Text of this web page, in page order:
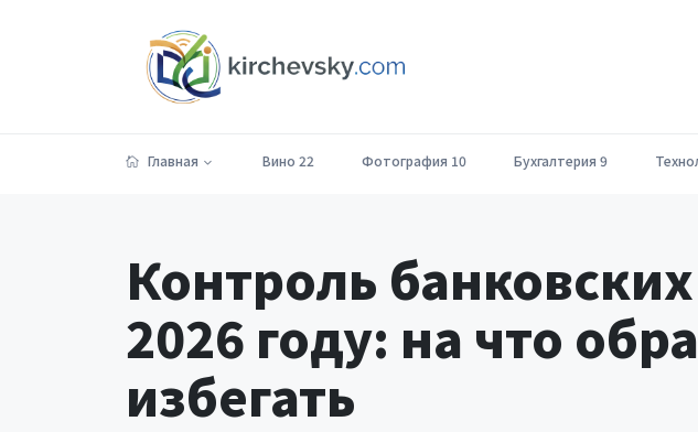
Главная Вино 22 Фотография 10 Бухгалтерия 9
Контроль
2026 году: на что
избегать